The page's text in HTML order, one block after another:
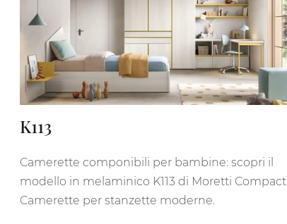
K113
Camerette componibili per bambine: scopri il
modello in melaminico K113 di Moretti Compact
Camerette per stanzette moderne.